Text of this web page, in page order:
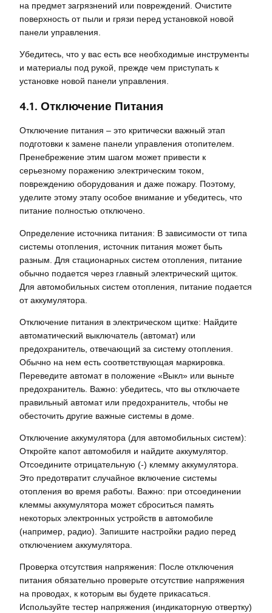
на предмет загрязнений или повреждений. Очистите
поверхность от пыли и грязи перед установкой новой
панели управления.
Убедитесь, что у вас есть все необходимые инструменты
и материалы под рукой, прежде чем приступать к
установке новой панели управления.
4.1. Отключение Питания
Отключение питания – это критически важный этап
подготовки к замене панели управления отопителем.
Пренебрежение этим шагом может привести к
серьезному поражению электрическим током,
повреждению оборудования и даже пожару. Поэтому,
уделите этому этапу особое внимание и убедитесь, что
питание полностью отключено.
Определение источника питания: В зависимости от типа
системы отопления, источник питания может быть
разным. Для стационарных систем отопления, питание
обычно подается через главный электрический щиток.
Для автомобильных систем отопления, питание подается
от аккумулятора.
Отключение питания в электрическом щитке: Найдите
автоматический выключатель (автомат) или
предохранитель, отвечающий за систему отопления.
Обычно на нем есть соответствующая маркировка.
Переведите автомат в положение «Выкл» или выньте
предохранитель. Важно: убедитесь, что вы отключаете
правильный автомат или предохранитель, чтобы не
обесточить другие важные системы в доме.
Отключение аккумулятора (для автомобильных систем):
Откройте капот автомобиля и найдите аккумулятор.
Отсоедините отрицательную (-) клемму аккумулятора.
Это предотвратит случайное включение системы
отопления во время работы. Важно: при отсоединении
клеммы аккумулятора может сброситься память
некоторых электронных устройств в автомобиле
(например, радио). Запишите настройки радио перед
отключением аккумулятора.
Проверка отсутствия напряжения: После отключения
питания обязательно проверьте отсутствие напряжения
на проводах, к которым вы будете прикасаться.
Используйте тестер напряжения (индикаторную отвертку)